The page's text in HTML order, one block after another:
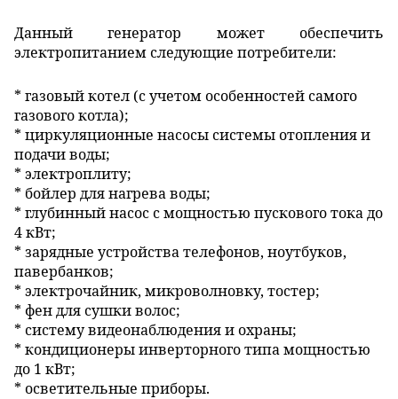
Данный генератор может обеспечить
электропитанием следующие потребители:
* газовый котел (с учетом особенностей самого
газового котла);
* циркуляционные насосы системы отопления и
подачи воды;
* электроплиту;
* бойлер для нагрева воды;
* глубинный насос с мощностью пускового тока до
4 кВт;
* зарядные устройства телефонов, ноутбуков,
павербанков;
* электрочайник, микроволновку, тостер;
* фен для сушки волос;
* систему видеонаблюдения и охраны;
* кондиционеры инверторного типа мощностью
до 1 кВт;
* осветительные приборы.